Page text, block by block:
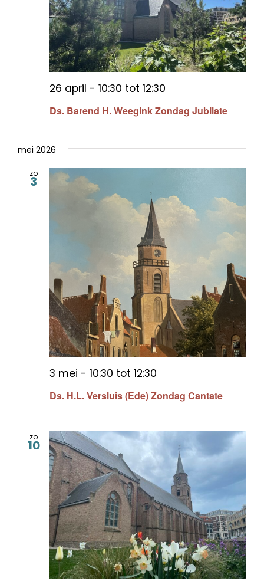
Ds. Barend H. Weegink Zondag Jubilate
26 april - 10:30 tot 12:30
mei 2026
zo
3
Ds. H.L. Versluis (Ede) Zondag Cantate
3 mei - 10:30 tot 12:30
zo
10